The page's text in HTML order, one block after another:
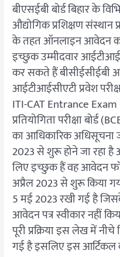
बीएसईबी बोर्ड बिहार के
औद्योगिक प्रशिक्षण
के तहत ऑनलाइन आवेदन का
इच्छुक उम्मीदवार
कर सकते हैं बीसीईसीईबी
आईटीआईसीएटी प्रवेश
ITI-CAT Entrance Exam
प्रतियोगिता परीक्षा बोर्ड
का आधिकारिक अधिसूचना
2023 से शुरू होने जा
लिए इच्छुक हैं वह आवेदन
अप्रैल 2023 से शुरू किया
5 मई 2023 रखी गई है
आवेदन पत्र स्वीकार नहीं
पूरी प्रक्रिया इस लेख में
गई है इसलिए इस